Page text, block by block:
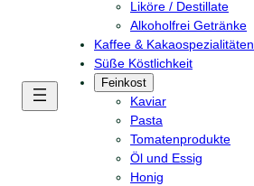
Liköre / Destillate
Alkoholfrei Getränke
Kaffee & Kakaospezialitäten
Süße Köstlichkeit
Feinkost
Kaviar
Pasta
Tomatenprodukte
Öl und Essig
Honig